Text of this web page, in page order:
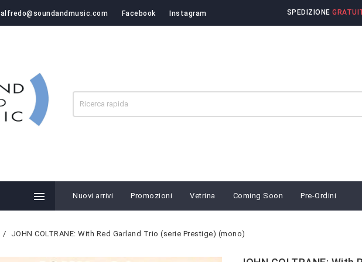
alfredo@soundandmusic.com Facebook Instagram SPEDIZIONE
 Nuovi arrivi Promozioni Vetrina Coming Soon Pre-Ordini
JOHN COLTRANE: With Red Garland Trio (serie Prestige) (mono)